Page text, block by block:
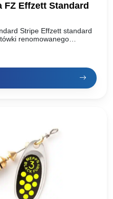
FZ Effzett Standard
Stripe Effzett standard
renomowanego